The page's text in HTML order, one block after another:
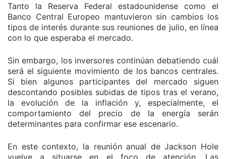
Tanto la Reserva Federal estadounidense como el
Banco Central Europeo mantuvieron sin cambios los
tipos de interés durante sus reuniones de julio, en línea
con lo que esperaba el mercado.
Sin embargo, los inversores continúan debatiendo cuál
será el siguiente movimiento de los bancos centrales.
Si bien algunos participantes del mercado siguen
descontando posibles subidas de tipos tras el verano,
la evolución de la inflación y, especialmente, el
comportamiento del precio de la energía serán
determinantes para confirmar ese escenario.
En este contexto, la reunión anual de Jackson Hole
vuelve a situarse en el foco de atención. Las